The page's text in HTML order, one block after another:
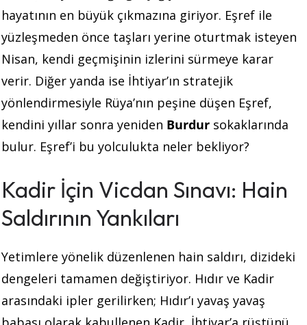
hayatının en büyük çıkmazına giriyor. Eşref ile
yüzleşmeden önce taşları yerine oturtmak isteyen
Nisan, kendi geçmişinin izlerini sürmeye karar
verir. Diğer yanda ise İhtiyar’ın stratejik
yönlendirmesiyle Rüya’nın peşine düşen Eşref,
kendini yıllar sonra yeniden Burdur sokaklarında
bulur. Eşref’i bu yolculukta neler bekliyor?
Kadir İçin Vicdan Sınavı: Hain
Saldırının Yankıları
Yetimlere yönelik düzenlenen hain saldırı, dizideki
dengeleri tamamen değiştiriyor. Hıdır ve Kadir
arasındaki ipler gerilirken; Hıdır’ı yavaş yavaş